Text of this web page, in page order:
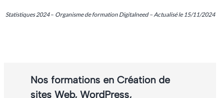
Statistiques 2024– Organisme de formation Digitalneed – Actualisé le 15/11/2024
Nos formations en Création de
sites Web, WordPress,